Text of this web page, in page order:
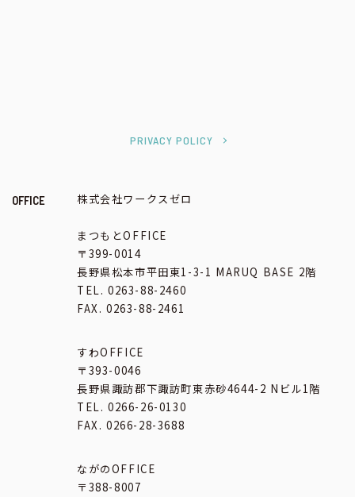
PRIVACY POLICY
OFFICE 株式会社ワークスゼロ
まつもとOFFICE
〒399-0014
長野県松本市平田東1-3-1 MARUQ BASE 2階
TEL. 0263-88-2460
FAX. 0263-88-2461
すわOFFICE
〒393-0046
長野県諏訪郡下諏訪町東赤砂4644-2 Nビル1階
TEL. 0266-26-0130
FAX. 0266-28-3688
ながのOFFICE
〒388-8007